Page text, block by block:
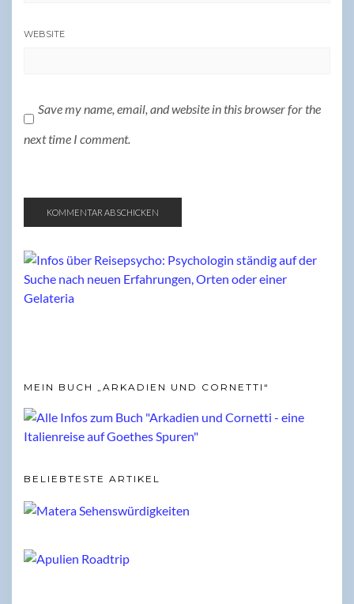
WEBSITE
Save my name, email, and website in this browser for the
next time I comment.
MEIN BUCH „ARKADIEN UND CORNETTI“
BELIEBTESTE ARTIKEL